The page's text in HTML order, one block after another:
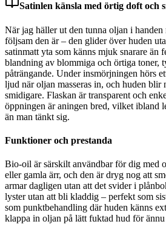
Satinlen känsla med örtig doft och
När jag häller ut den tunna oljan i
följsam den är – den glider över huden
satinmatt yta som känns mjuk snarare än
blandning av blommiga och örtiga toner,
påträngande. Under insmörjningen hörs
ljud när oljan masseras in, och huden blir
smidigare. Flaskan är transparent och
öppningen är aningen bred, vilket ibland
än man tänkt sig.
Funktioner och prestanda
Bio-oil är särskilt användbar för dig med
eller gamla ärr, och den är dryg nog att
armar dagligen utan att det svider i
lyster utan att bli kladdig – perfekt som
som punktbehandling där huden känns
klappa in oljan på lätt fuktad hud för